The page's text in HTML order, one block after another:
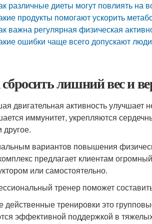
различные диеты могут повлиять на
продукты помогают ускорить
важна регулярная физическая
ошибки чаще всего допускают
лишний вес и
двигательная активность улучшает
иммунитет, укрепляются
другое.
вариантов повышения
предлагает клиентам
или самостоятельно.
тренер поможет
тренировки это
эффективной поддержкой в